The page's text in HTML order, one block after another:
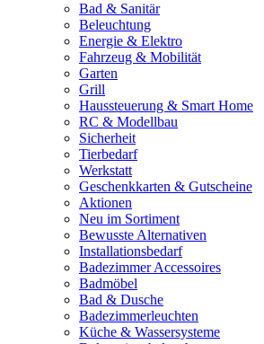
Bad & Sanitär
Beleuchtung
Energie & Elektro
Fahrzeug & Mobilität
Garten
Grill
Haussteuerung & Smart Home
RC & Modellbau
Sicherheit
Tierbedarf
Werkstatt
Geschenkkarten & Gutscheine
Aktionen
Neu im Sortiment
Bewusste Alternativen
Installationsbedarf
Badezimmer Accessoires
Badmöbel
Bad & Dusche
Badezimmerleuchten
Küche & Wassersysteme